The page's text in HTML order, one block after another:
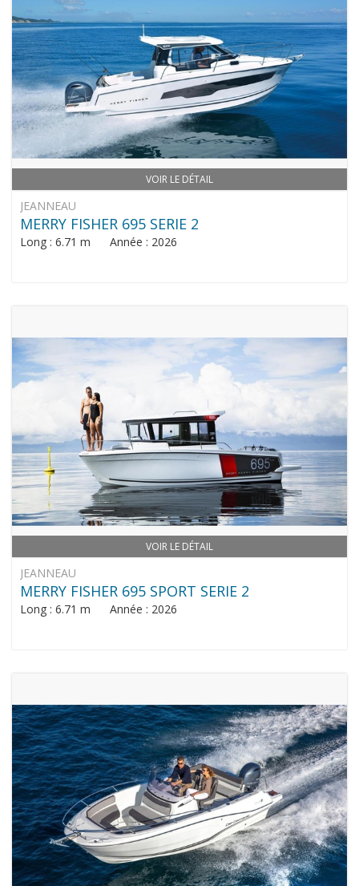
VOIR LE DÉTAIL
JEANNEAU
MERRY FISHER 695 SERIE 2
Long : 6.71 m Année : 2026
VOIR LE DÉTAIL
JEANNEAU
MERRY FISHER 695 SPORT SERIE 2
Long : 6.71 m Année : 2026